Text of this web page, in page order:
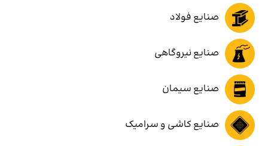
صنایع فولاد
صنایع نیروگاهی
صنایع سیمان
صنایع کاشی و سرامیک